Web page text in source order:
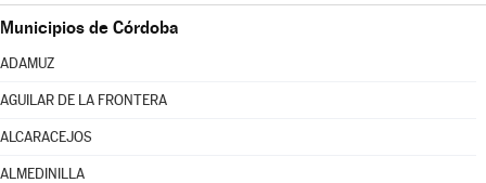
Municipios de Córdoba
ADAMUZ
AGUILAR DE LA FRONTERA
ALCARACEJOS
ALMEDINILLA